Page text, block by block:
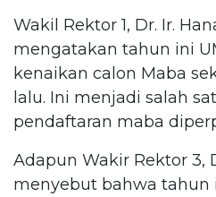
Wakil Rektor 1, Dr. Ir.
mengatakan tahun ini
kenaikan calon Maba
lalu. Ini menjadi salah
pendaftaran maba
Adapun Wakir Rektor 3,
menyebut bahwa tahun